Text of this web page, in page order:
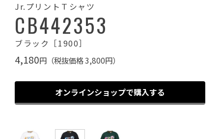
Jr.プリントＴシャツ
CB442353
ブラック［1900］
4,180円（税抜価格 3,800円）
オンラインショップで購入する